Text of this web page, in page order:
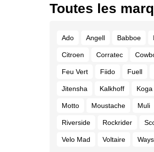
Toutes les
Ado Angell Babboe
Citroen Corratec
Feu Vert Fiido Fuell
Jitensha Kalkhoff Koga
Motto Moustache Muli
Riverside Rockrider
Velo Mad Voltaire